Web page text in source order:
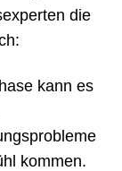
die
kann es
kommen.